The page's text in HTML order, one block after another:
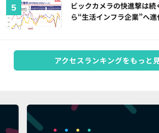
ビックカメラの快進撃は
ら“生活インフラ企業”へ
アクセスランキングをもっと